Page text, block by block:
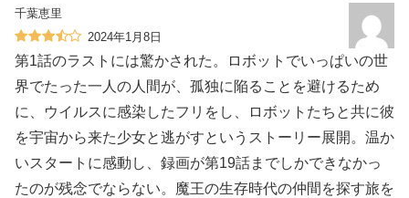
千葉恵里
2024年1月8日
第1話のラストには驚かされた。ロボットでいっぱいの世
界でたった一人の人間が、孤独に陥ることを避けるため
に、ウイルスに感染したフリをし、ロボットたちと共に彼
を宇宙から来た少女と逃がすというストーリー展開。温か
いスタートに感動し、録画が第19話までしかできなかっ
たのが残念でならない。魔王の生存時代の仲間を探す旅を